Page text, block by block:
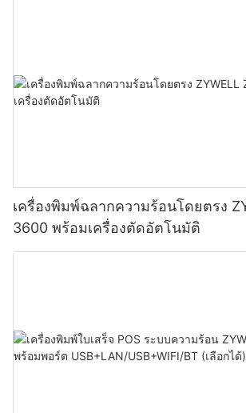
เครื่องพิมพ์ฉลากความร้อนโดยตรง
3600 พร้อมเครื่องตัดอัตโนมัติ